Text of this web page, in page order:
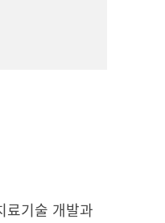
료기술 개발과